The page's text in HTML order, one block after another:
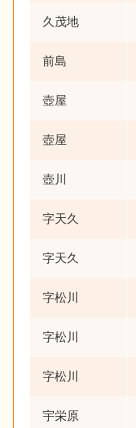
久茂地
前島
壺屋
壺屋
壺川
字天久
字天久
字松川
字松川
字松川
宇栄原